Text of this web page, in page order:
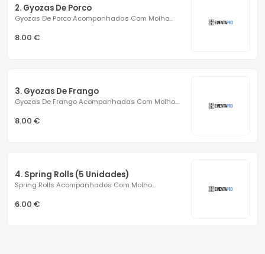
2. Gyozas De Porco
Gyozas De Porco Acompanhadas Com Molho...
8.00 €
3. Gyozas De Frango
Gyozas De Frango Acompanhadas Com Molho...
8.00 €
4. Spring Rolls (5 Unidades)
Spring Rolls Acompanhados Com Molho...
6.00 €